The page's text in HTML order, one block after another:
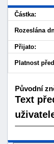
Částka:
Rozeslána
Přijato:
Platnost
Původní
Text